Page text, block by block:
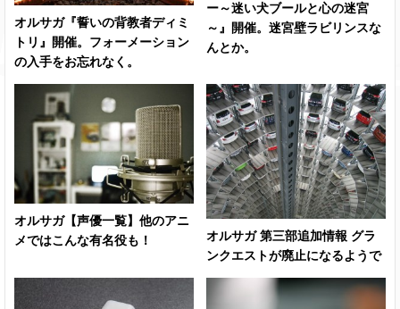
オルサガ『誓いの背教者ディミ
トリ』開催。フォーメーション
の入手をお忘れなく。
ー～迷い犬ブールと心の迷宮
～』開催。迷宮壁ラビリンスな
んとか。
オルサガ【声優一覧】他のアニ
メではこんな有名役も！
オルサガ 第三部追加情報 グラ
ンクエストが廃止になるようで